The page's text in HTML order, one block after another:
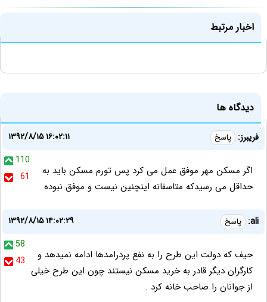
اخبار مرتبط
دیدگاه ها
فریبرز: پاسخ
۱۳۹۲/۸/۱۵ ۱۶:۰۲:۱۱
110
61
اگر مسکن مهر موفق عمل می کرد پس تورم مسکن باید به
حداقل می رسیدکه متاسفانه اینچنین نیست و موفق نبوده
ali: پاسخ
۱۳۹۲/۸/۱۵ ۱۴:۰۲:۲۹
58
43
حیف که دولت این طرح را به نفع پردرامدها ادامه نمیدهد و
کارگران دیگر قادر به خرید مسکن نیستند چون این طرح خیلی
از جوانان را صاحب خانه کرد .